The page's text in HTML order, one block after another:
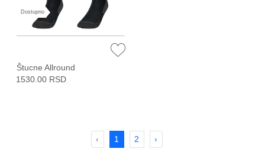
Dostupno
Štucne Allround
1530.00 RSD
‹ 1 2 ›